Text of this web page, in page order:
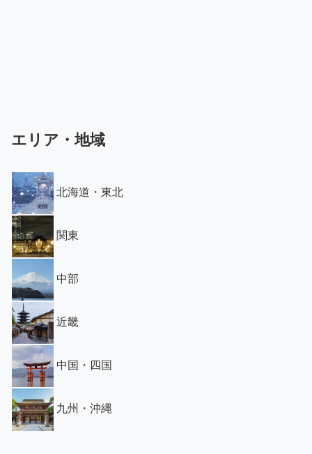
エリア・地域
北海道・東北
関東
中部
近畿
中国・四国
九州・沖縄